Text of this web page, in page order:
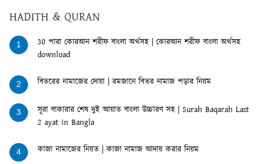
HADITH & QURAN
1
30 পারা কোরআন শরীফ বাংলা অর্থসহ | কোরআন শরীফ বাংলা অর্থসহ
download
2 বিতরের নামাজের দোয়া | রমজানে বিতর নামাজ পড়ার নিয়ম
3
সূরা বাকারার শেষ দুই আয়াত বাংলা উচ্চারণ সহ | Surah Baqarah Last
2 ayat in Bangla
4 কাজা নামাজের নিয়ত | কাজা নামাজ আদায় করার নিয়ম